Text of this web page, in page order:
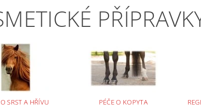
SRST A HŘÍVU PÉČE O KOPYTA